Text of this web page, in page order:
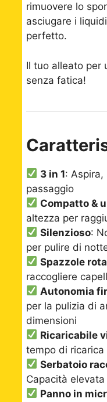
rimuovere lo
asciugare i
perfetto.
Il tuo alleato per
senza fatica!
3 in 1: Aspira,
passaggio
Compatto &
altezza per
Silenzioso:
per pulire di
Spazzole
raccogliere
Autonomia
per la pulizia di
dimensioni
Ricaricabile
tempo di ricarica
Serbatoio
Capacità
Panno in